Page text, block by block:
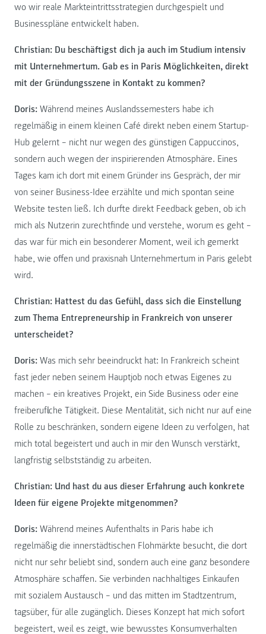
wo wir reale Markteintrittsstrategien durchgespielt und
Businesspläne entwickelt haben.
Christian: Du beschäftigst dich ja auch im Studium intensiv
mit Unternehmertum. Gab es in Paris Möglichkeiten, direkt
mit der Gründungsszene in Kontakt zu kommen?
Doris: Während meines Auslandssemesters habe ich
regelmäßig in einem kleinen Café direkt neben einem Startup-
Hub gelernt – nicht nur wegen des günstigen Cappuccinos,
sondern auch wegen der inspirierenden Atmosphäre. Eines
Tages kam ich dort mit einem Gründer ins Gespräch, der mir
von seiner Business-Idee erzählte und mich spontan seine
Website testen ließ. Ich durfte direkt Feedback geben, ob ich
mich als Nutzerin zurechtfinde und verstehe, worum es geht –
das war für mich ein besonderer Moment, weil ich gemerkt
habe, wie offen und praxisnah Unternehmertum in Paris gelebt
wird.
Christian: Hattest du das Gefühl, dass sich die Einstellung
zum Thema Entrepreneurship in Frankreich von unserer
unterscheidet?
Doris: Was mich sehr beeindruckt hat: In Frankreich scheint
fast jeder neben seinem Hauptjob noch etwas Eigenes zu
machen – ein kreatives Projekt, ein Side Business oder eine
freiberufliche Tätigkeit. Diese Mentalität, sich nicht nur auf eine
Rolle zu beschränken, sondern eigene Ideen zu verfolgen, hat
mich total begeistert und auch in mir den Wunsch verstärkt,
langfristig selbstständig zu arbeiten.
Christian: Und hast du aus dieser Erfahrung auch konkrete
Ideen für eigene Projekte mitgenommen?
Doris: Während meines Aufenthalts in Paris habe ich
regelmäßig die innerstädtischen Flohmärkte besucht, die dort
nicht nur sehr beliebt sind, sondern auch eine ganz besondere
Atmosphäre schaffen. Sie verbinden nachhaltiges Einkaufen
mit sozialem Austausch – und das mitten im Stadtzentrum,
tagsüber, für alle zugänglich. Dieses Konzept hat mich sofort
begeistert, weil es zeigt, wie bewusstes Konsumverhalten